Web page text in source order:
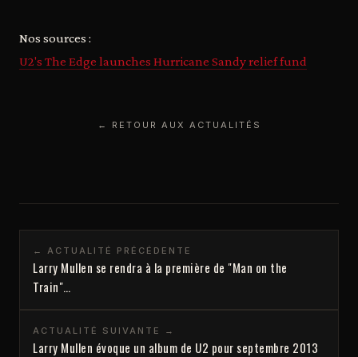
Nos sources :
U2's The Edge launches Hurricane Sandy relief fund
← RETOUR AUX ACTUALITÉS
← ACTUALITÉ PRÉCÉDENTE
Larry Mullen se rendra à la première de "Man on the
Train"…
ACTUALITÉ SUIVANTE →
Larry Mullen évoque un album de U2 pour septembre 2013